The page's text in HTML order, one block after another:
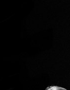
de